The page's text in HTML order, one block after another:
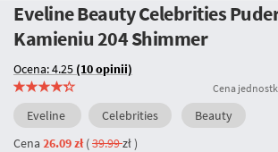
Eveline Beauty Celebrities
Kamieniu204 Shimmer
Ocena: 4.25 (10 opinii)
Cena
Eveline Celebrities
Beauty
Cena 26.09 zł(39.99zł)